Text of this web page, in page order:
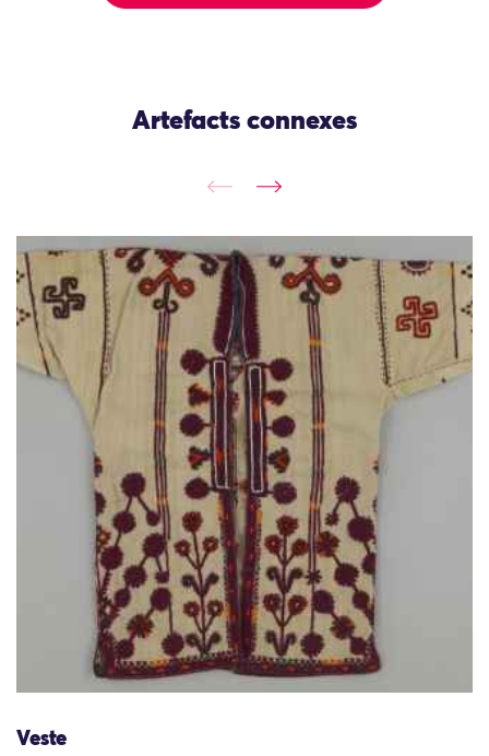
Artefacts connexes
Veste